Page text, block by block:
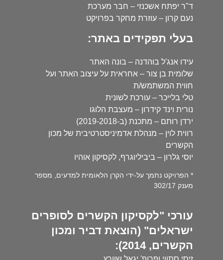
ד"ר יפתח אשכנזי – חבר מערכת
נעם קרון – עוזרת מחקר בפרויקט
בעלי תפקידים באתר:
עידו אנג'ל בוהדנה – בונה האתר
שלומית בן צור – אחראית על עיצוב האתר ועל
חווית המשתמש/ת
טלי בלייכר – עורכת לשונית
נורית וינד קידרון – מעצבת הלוגו
ירדן רותם – מתכנת (ב-2019-2018)
רווית לוין – מנהלת אדמיניסטרטיבית של מכון
הקשרים
יוסי גלרון – ביביליוגרף, לקסיקון אוהיו
* הפרויקט נתמך על-ידי הקרן הלאומית למדעים, מספר
מענק 302/17
עורכי "לקסיקון הקשרים לסופרים
ישראלים" (הוצאת דביר ומכון
הקשרים, 2014):